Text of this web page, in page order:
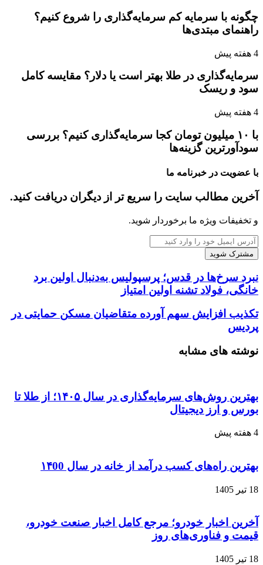
چگونه با سرمایه کم سرمایه‌گذاری را شروع کنیم؟
راهنمای مبتدی‌ها
4 هفته پیش
سرمایه‌گذاری در طلا بهتر است یا دلار؟ مقایسه کامل
سود و ریسک
4 هفته پیش
با ۱۰ میلیون تومان کجا سرمایه‌گذاری کنیم؟ بررسی
سودآورترین گزینه‌ها
با عضویت در خبرنامه ما
آخرین مطالب سایت را سریع تر از دیگران دریافت کنید.
و تخفیفات ویژه ما برخوردار شوید.
آدرس
ایمیل
خود
را
وارد
کنید
نبرد سرخ‌ها در قدس؛ پرسپولیس به‌دنبال اولین برد
خانگی، فولاد تشنه اولین امتیاز
تکذیب افزایش سهم آورده متقاضیان مسکن حمایتی در
پردیس
نوشته های مشابه
بهترین روش‌های سرمایه‌گذاری در سال ۱۴۰۵؛ از طلا تا
بورس و ارز دیجیتال
4 هفته پیش
بهترین راه‌های کسب درآمد از خانه در سال ۱۴00
18 تیر 1405
آخرین اخبار خودرو؛ مرجع کامل اخبار صنعت خودرو،
قیمت و فناوری‌های روز
18 تیر 1405